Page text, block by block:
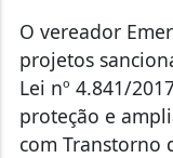
O vereador
projetos
Lei nº 4.841/
proteção e
com Transtorno